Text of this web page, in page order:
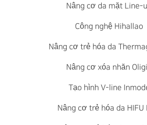
Nâng cơ da mặt Line-
Công nghệ Hihallao
Nâng cơ trẻ hóa da
Nâng cơ xóa nhăn
Tạo hình V-line
Nâng cơ trẻ hóa da HIFU